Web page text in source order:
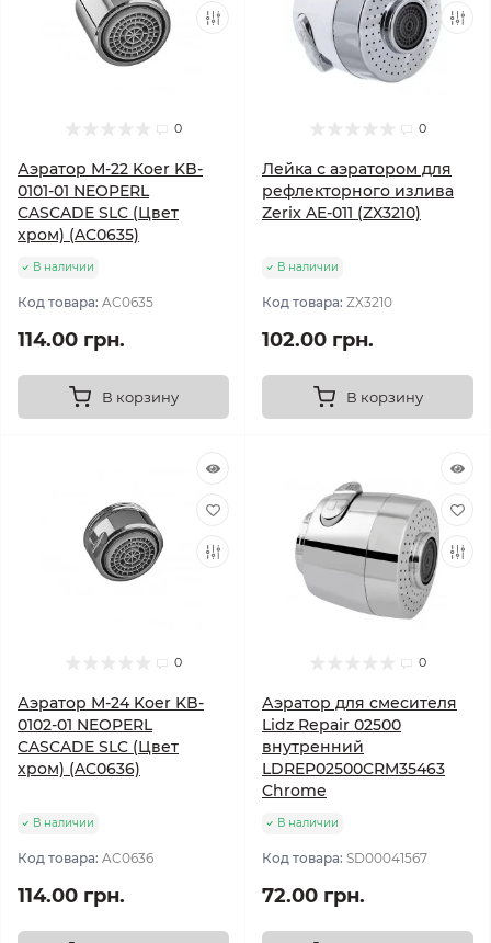
0
Аэратор М-22 Koer KB-
0101-01 NEOPERL
CASCADE SLC (Цвет
хром) (AC0635)
В наличии
Код товара: AC0635
114.00 грн.
В корзину
0
Лейка с аэратором для
рефлекторного излива
Zerix AE-011 (ZX3210)
В наличии
Код товара: ZX3210
102.00 грн.
В корзину
0
Аэратор М-24 Koer KB-
0102-01 NEOPERL
CASCADE SLC (Цвет
хром) (AC0636)
В наличии
Код товара: AC0636
114.00 грн.
0
Аэратор для смесителя
Lidz Repair 02500
внутренний
LDREP02500CRM35463
Chrome
В наличии
Код товара: SD00041567
72.00 грн.